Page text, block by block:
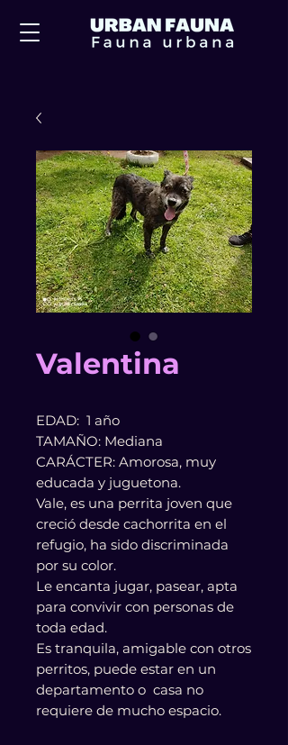
Valentina
EDAD: 1 año
TAMAÑO: Mediana
CARÁCTER: Amorosa, muy
educada y juguetona.
Vale, es una perrita joven que
creció desde cachorrita en el
refugio, ha sido discriminada
por su color.
Le encanta jugar, pasear, apta
para convivir con personas de
toda edad.
Es tranquila, amigable con otros
perritos, puede estar en un
departamento o casa no
requiere de mucho espacio.